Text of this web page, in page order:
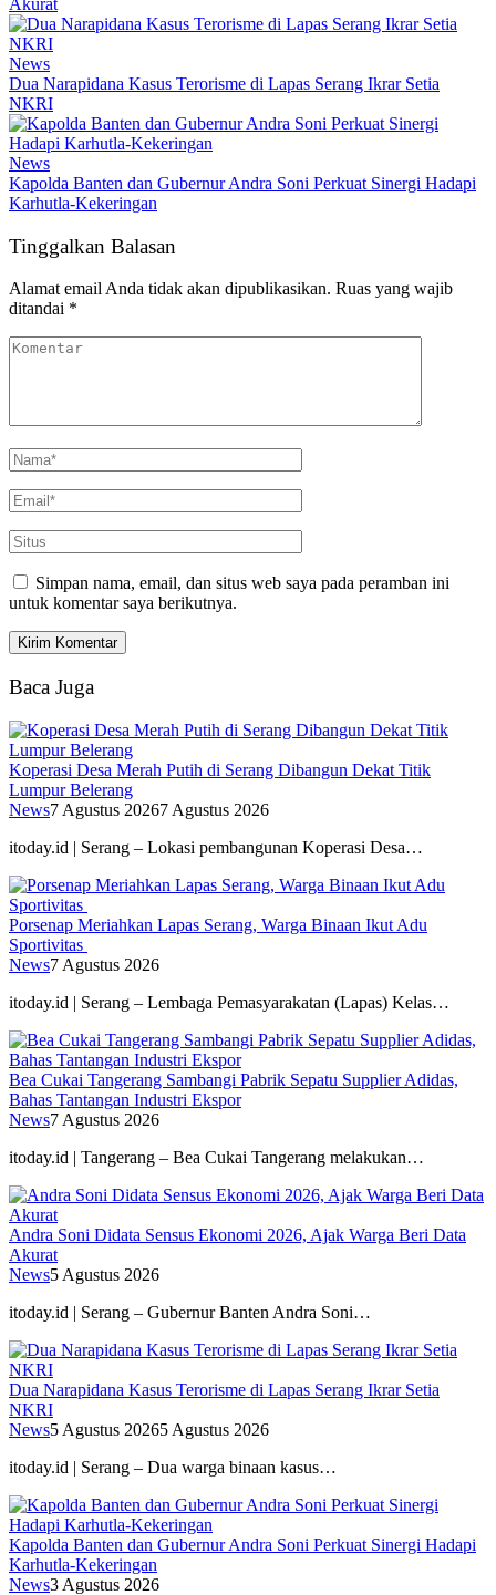
News
Dua Narapidana Kasus Terorisme di Lapas Serang Ikrar Setia
NKRI
News
Kapolda Banten dan Gubernur Andra Soni Perkuat Sinergi Hadapi
Karhutla-Kekeringan
Tinggalkan Balasan
Alamat email Anda tidak akan dipublikasikan. Ruas yang wajib
ditandai *
Simpan nama, email, dan situs web saya pada peramban ini
untuk komentar saya berikutnya.
Baca Juga
Koperasi Desa Merah Putih di Serang Dibangun Dekat Titik
Lumpur Belerang
News7 Agustus 20267 Agustus 2026
itoday.id | Serang – Lokasi pembangunan Koperasi Desa…
Porsenap Meriahkan Lapas Serang, Warga Binaan Ikut Adu
Sportivitas
News7 Agustus 2026
itoday.id | Serang – Lembaga Pemasyarakatan (Lapas) Kelas…
Bea Cukai Tangerang Sambangi Pabrik Sepatu Supplier Adidas,
Bahas Tantangan Industri Ekspor
News7 Agustus 2026
itoday.id | Tangerang – Bea Cukai Tangerang melakukan…
Andra Soni Didata Sensus Ekonomi 2026, Ajak Warga Beri Data
Akurat
News5 Agustus 2026
itoday.id | Serang – Gubernur Banten Andra Soni…
Dua Narapidana Kasus Terorisme di Lapas Serang Ikrar Setia
NKRI
News5 Agustus 20265 Agustus 2026
itoday.id | Serang – Dua warga binaan kasus…
Kapolda Banten dan Gubernur Andra Soni Perkuat Sinergi Hadapi
Karhutla-Kekeringan
News3 Agustus 2026